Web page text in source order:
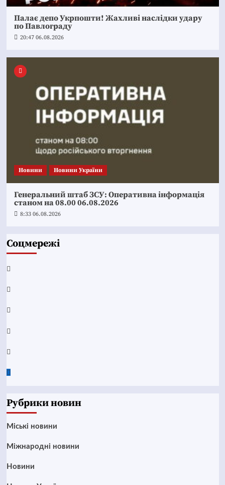
Палає депо Укрпошти! Жахливі наслідки удару
по Павлограду
20:47 06.08.2026
Новини Новини України
Генеральний штаб ЗСУ: Оперативна інформація
станом на 08.00 06.08.2026
8:33 06.08.2026
Соцмережі
Facebook
YouTube
Telegram
Instagram
Twitter
Google
Рубрики новин
Mіські новини
Міжнародні новини
Новини